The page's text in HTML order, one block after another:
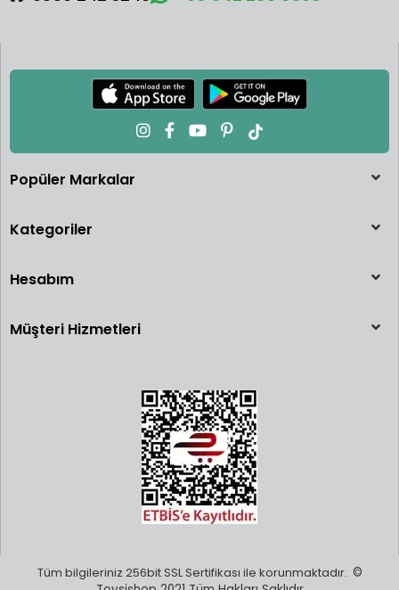
Popüler Markalar
Kategoriler
Hesabım
Müşteri Hizmetleri
Tüm bilgileriniz 256bit SSL Sertifikası ile korunmaktadır. ©